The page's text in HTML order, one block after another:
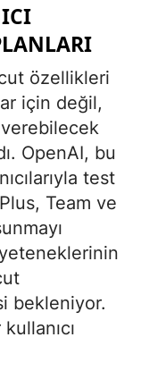
özellikleri
için değil,
OpenAI, bu
test
Team ve
yeteneklerinin
bekleniyor.